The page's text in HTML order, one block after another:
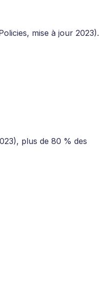
mise à jour 2023).
plus de 80 % des